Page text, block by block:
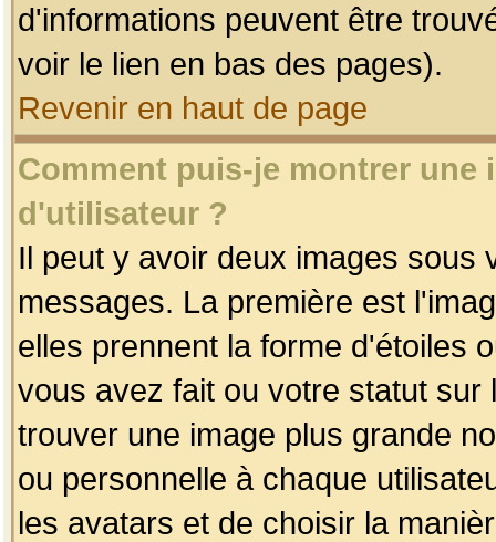
d'informations peuvent être
voir le lien en bas des pages).
Revenir en haut de page
Comment puis-je montrer une
d'utilisateur ?
Il peut y avoir deux images sous
messages. La première est
elles prennent la forme d'étoiles
vous avez fait ou votre statut
trouver une image plus grande
ou personnelle à chaque
les avatars et de choisir la